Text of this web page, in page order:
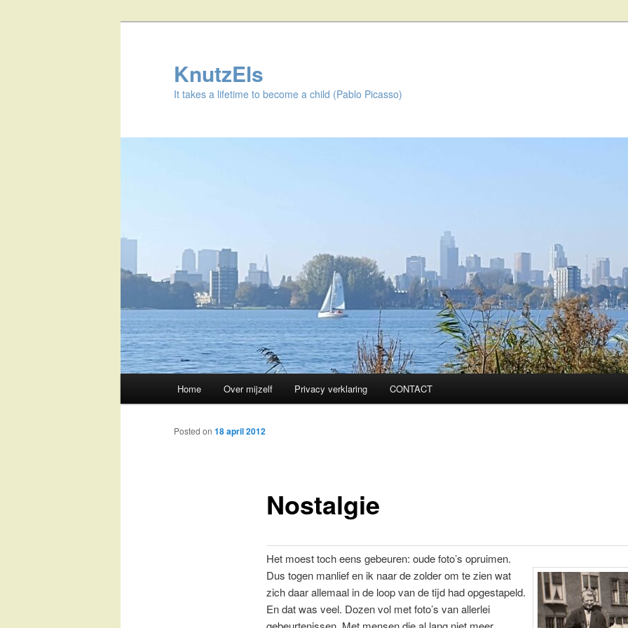
KnutzEls
It takes a lifetime to become a child (Pablo Picasso)
Skip
to
Home Over mijzelf Privacy verklaring CONTACT
Nostalgie
Posted on 18 april 2012
Het moest toch eens gebeuren: oude foto’s opruimen.
Dus togen manlief en ik naar de zolder om te zien wat
zich daar allemaal in de loop van de tijd had opgestapeld.
En dat was veel. Dozen vol met foto’s van allerlei